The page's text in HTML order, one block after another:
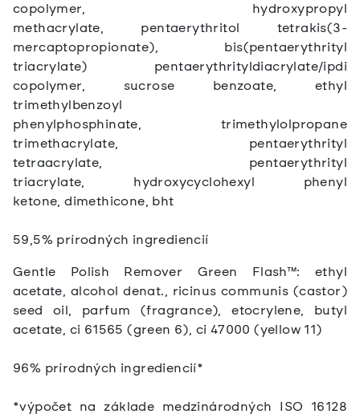
copolymer, hydroxypropyl
methacrylate, pentaerythritol tetrakis(3-
mercaptopropionate), bis(pentaerythrityl
triacrylate) pentaerythrityldiacrylate/ipdi
copolymer, sucrose benzoate, ethyl
trimethylbenzoyl
phenylphosphinate, trimethylolpropane
trimethacrylate, pentaerythrityl
tetraacrylate, pentaerythrityl
triacrylate, hydroxycyclohexyl phenyl
ketone, dimethicone, bht
59,5% prírodných ingrediencií
Gentle Polish Remover Green Flash™: ethyl
acetate, alcohol denat., ricinus communis (castor)
seed oil, parfum (fragrance), etocrylene, butyl
acetate, ci 61565 (green 6), ci 47000 (yellow 11)
96% prírodných ingrediencií*
*výpočet na základe medzinárodných ISO 16128